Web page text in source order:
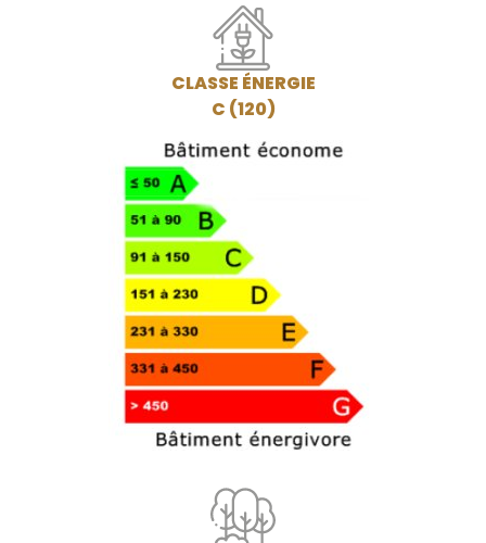
CLASSE ÉNERGIE
C (120)